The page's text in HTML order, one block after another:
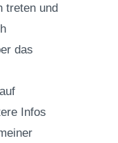
treten und
das
Infos